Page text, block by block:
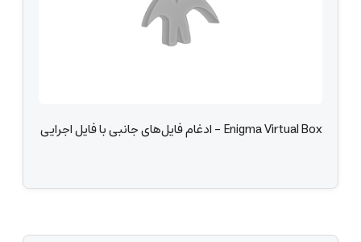
Enigma Virtual Box - ادغام فایل‌های جانبی با فایل اجرایی